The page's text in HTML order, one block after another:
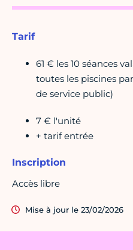
Tarif
61 € les 10 séances
toutes les piscines
de service public)
7 € l'unité
+ tarif entrée
Inscription
Accès libre
Mise à jour le 23/02/2026